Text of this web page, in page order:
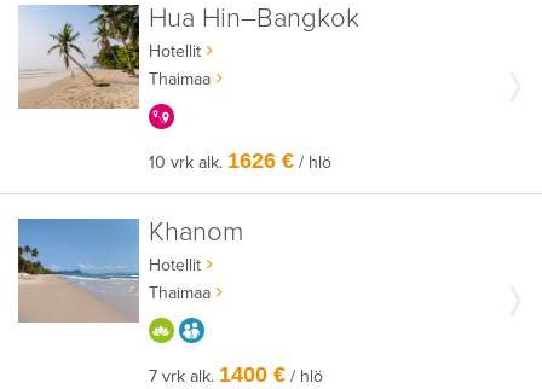
Hua Hin–Bangkok
Hotellit
Thaimaa
10 vrk alk. 1626 € / hlö
Khanom
Hotellit
Thaimaa
HYVÄÄN OLOON
7 vrk alk. 1400 € / hlö